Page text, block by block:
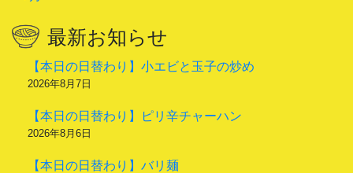
最新お知らせ
【本日の日替わり】小エビと玉子の炒め
2026年8月7日
【本日の日替わり】ピリ辛チャーハン
2026年8月6日
【本日の日替わり】バリ麺